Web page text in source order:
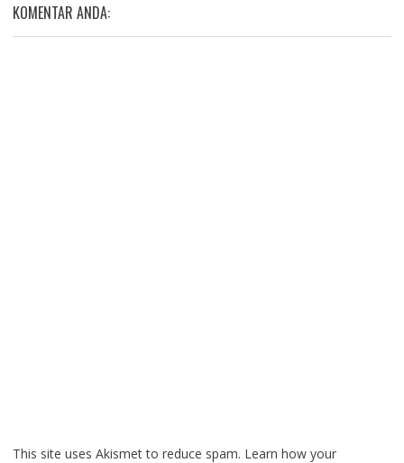
KOMENTAR ANDA:
This site uses Akismet to reduce spam. Learn how your